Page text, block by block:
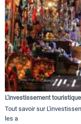
L'investissement
Tout savoir sur
les a